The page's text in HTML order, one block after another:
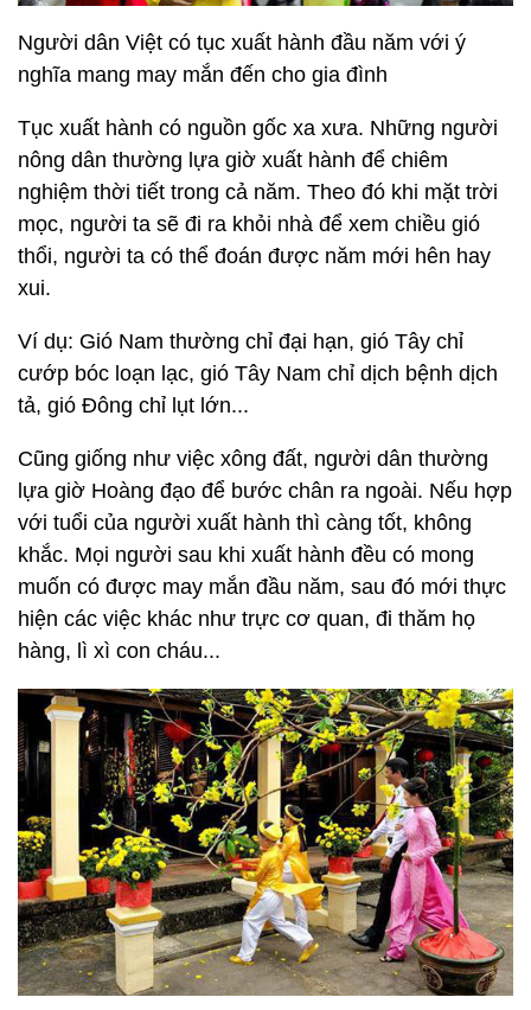
Người dân Việt có tục xuất hành đầu năm với ý
nghĩa mang may mắn đến cho gia đình
Tục xuất hành có nguồn gốc xa xưa. Những người
nông dân thường lựa giờ xuất hành để chiêm
nghiệm thời tiết trong cả năm. Theo đó khi mặt trời
mọc, người ta sẽ đi ra khỏi nhà để xem chiều gió
thổi, người ta có thể đoán được năm mới hên hay
xui.
Ví dụ: Gió Nam thường chỉ đại hạn, gió Tây chỉ
cướp bóc loạn lạc, gió Tây Nam chỉ dịch bệnh dịch
tả, gió Đông chỉ lụt lớn...
Cũng giống như việc xông đất, người dân thường
lựa giờ Hoàng đạo để bước chân ra ngoài. Nếu hợp
với tuổi của người xuất hành thì càng tốt, không
khắc. Mọi người sau khi xuất hành đều có mong
muốn có được may mắn đầu năm, sau đó mới thực
hiện các việc khác như trực cơ quan, đi thăm họ
hàng, lì xì con cháu...